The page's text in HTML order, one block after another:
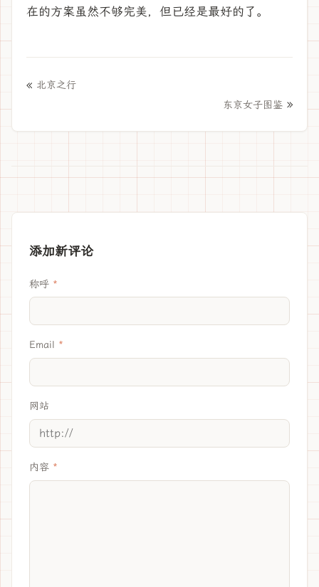
在的方案虽然不够完美，但已经是最好的了。
« 北京之行
东京女子图鉴 »
添加新评论
称呼
Email
网站
内容